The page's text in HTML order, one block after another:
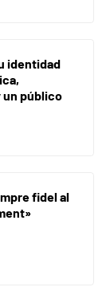
identidad
un público
fidel al